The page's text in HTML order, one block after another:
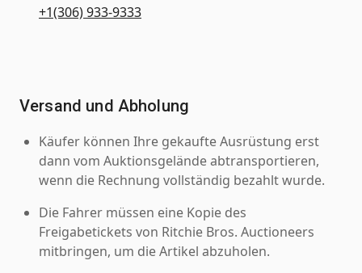
+1(306) 933-9333
Versand und Abholung
Käufer können Ihre gekaufte Ausrüstung erst
dann vom Auktionsgelände abtransportieren,
wenn die Rechnung vollständig bezahlt wurde.
Die Fahrer müssen eine Kopie des
Freigabetickets von Ritchie Bros. Auctioneers
mitbringen, um die Artikel abzuholen.